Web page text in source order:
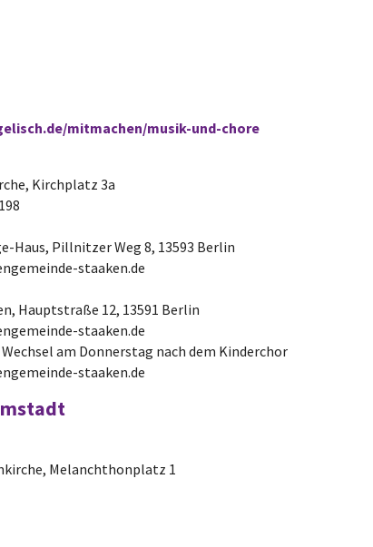
mitmachen/musik-und-chore
Kirchplatz 3a
Haus, Pillnitzer Weg 8, 13593 Berlin
staaken.de
Hauptstraße 12, 13591 Berlin
staaken.de
am Donnerstag nach dem Kinderchor
staaken.de
Melanchthonplatz 1